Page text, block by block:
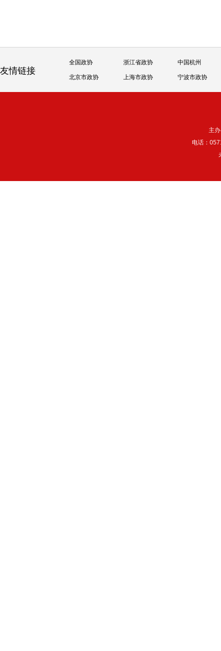
友情链接
全国政协 浙江省政协 中国杭州
北京市政协 上海市政协 宁波市政协
主
电话：